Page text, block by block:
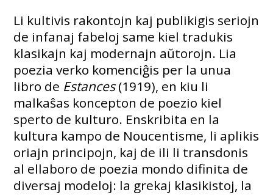
Li kultivis rakontojn kaj publikigis seriojn
de infanaj fabeloj same kiel tradukis
klasikajn kaj modernajn aŭtorojn. Lia
poezia verko komenciĝis per la unua
libro de Estances(1919), en kiu li
malkaŝas koncepton de poezio kiel
sperto de kulturo. Enskribita en la
kultura kampo de Noucentisme, li aplikis
oriajn principojn, kaj de ili li transdonis
al ellaboro de poezia mondo difinita de
diversaj modeloj: la grekaj klasikistoj, la